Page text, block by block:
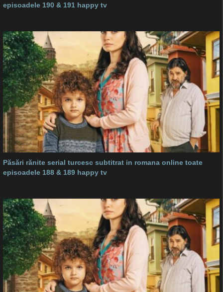
episoadele 190 & 191 happy tv
Păsări rănite serial turcesc subtitrat in romana online toate
episoadele 188 & 189 happy tv